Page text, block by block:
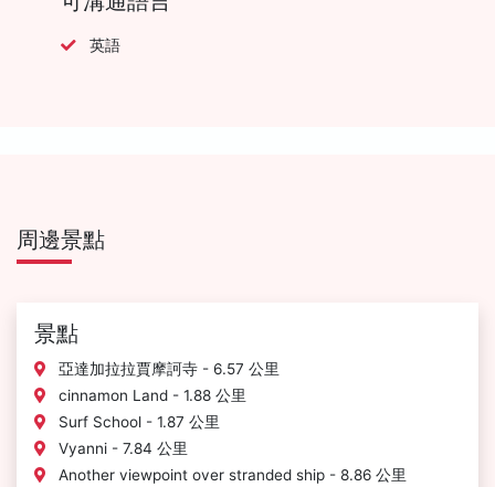
英語
周邊景點
景點
亞達加拉拉賈摩訶寺 - 6.57 公里
cinnamon Land - 1.88 公里
Surf School - 1.87 公里
Vyanni - 7.84 公里
Another viewpoint over stranded ship - 8.86 公里